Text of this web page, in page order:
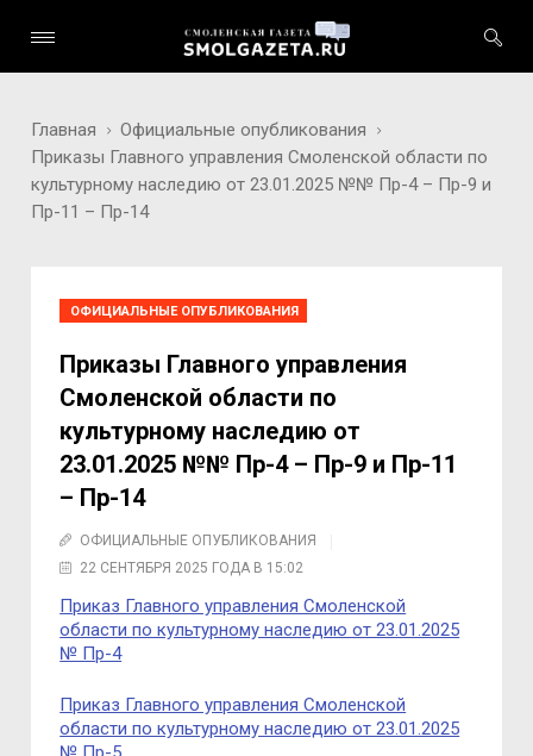
Главная
Официальные опубликования
Приказы Главного управления Смоленской области по
культурному наследию от 23.01.2025 №№ Пр-4 – Пр-9 и
Пр-11 – Пр-14
ОФИЦИАЛЬНЫЕ ОПУБЛИКОВАНИЯ
Приказы Главного управления
Смоленской области по
культурному наследию от
23.01.2025 №№ Пр-4 – Пр-9 и Пр-11
– Пр-14
ОФИЦИАЛЬНЫЕ ОПУБЛИКОВАНИЯ
22 СЕНТЯБРЯ 2025 ГОДА В 15:02
Приказ Главного управления Смоленской
области по культурному наследию от 23.01.2025
№ Пр-4
Приказ Главного управления Смоленской
области по культурному наследию от 23.01.2025